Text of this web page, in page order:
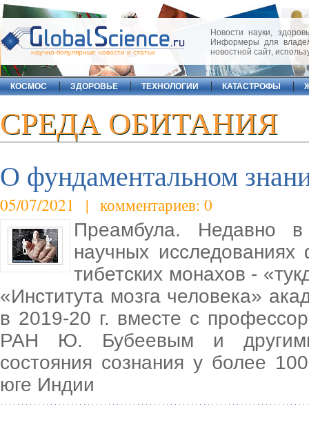
научно-популярные новости и статьи
Новости науки,
Информеры для
новостной сайт,
КОСМОС ЗДОРОВЬЕ ТЕХНОЛОГИИ КАТАСТРОФЫ
СРЕДА ОБИТАНИЯ
О фундаментальном
05/07/2021 | комментариев: 0
Преамбула. Недавно
научных
тибетских монахов -
«Института мозга человека»
в 2019-20 г. вместе с
РАН Ю. Бубеевым и другими
состояния сознания у более
юге Индии